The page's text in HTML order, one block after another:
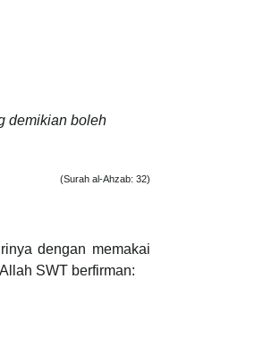
demikian boleh
(Surah al-Ahzab: 32)
dengan memakai
SWT berfirman: